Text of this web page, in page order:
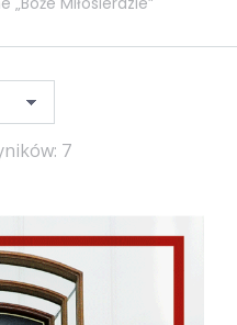
7Posortowane
najnowszych